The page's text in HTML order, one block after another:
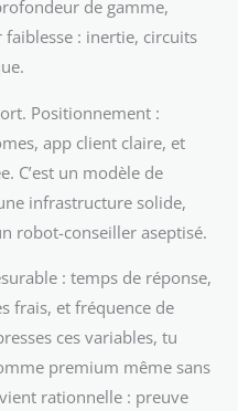
de gamme,
: inertie, circuits
Positionnement :
app client claire, et
C’est un modèle de
infrastructure solide,
robot-conseiller aseptisé.
: temps de réponse,
frais, et fréquence de
ces variables, tu
premium même sans
rationnelle : preuve